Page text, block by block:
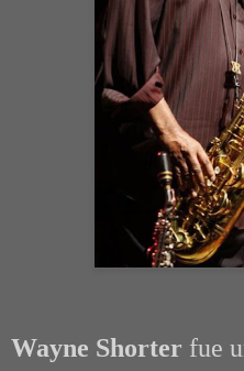
Wayne Shorter fue